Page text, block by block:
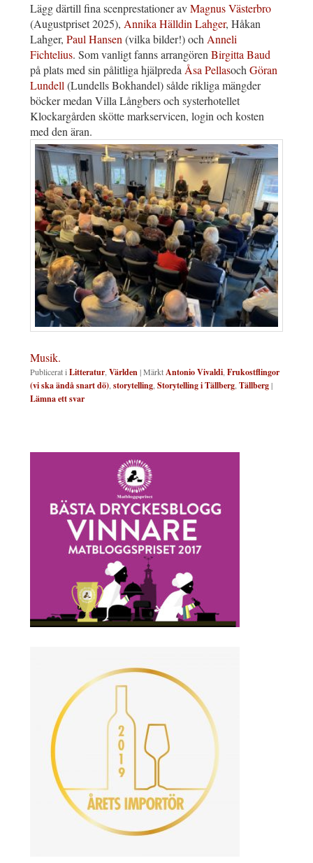
Lägg därtill fina scenprestationer avMagnus Västerbro
(Augustpriset 2025), Annika Hälldin Lahger, Håkan
Lahger, Paul Hansen(vilka bilder!) ochAnneli
Fichtelius. Som vanligt fanns arrangörenBirgitta Baud
på plats med sin pålitliga hjälpredaÅsa PellasochGöran
Lundell(Lundells Bokhandel) sålde rikliga mängder
böcker medan Villa Långbers och systerhotellet
Klockargården skötte markservicen, login och kosten
med den äran.
Musik.
Publicerat iLitteratur,Världen|MärktAntonio Vivaldi,Frukostflingor
(vi ska ändå snart dö),storytelling,Storytelling i Tällberg,Tällberg|
Lämna ett svar